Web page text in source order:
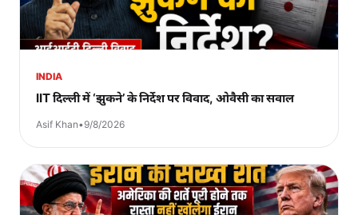
INDIA
IIT दिल्ली में ‘झुकने’ के निर्देश पर विवाद, ओवैसी का सवाल
Asif Khan•9/8/2026